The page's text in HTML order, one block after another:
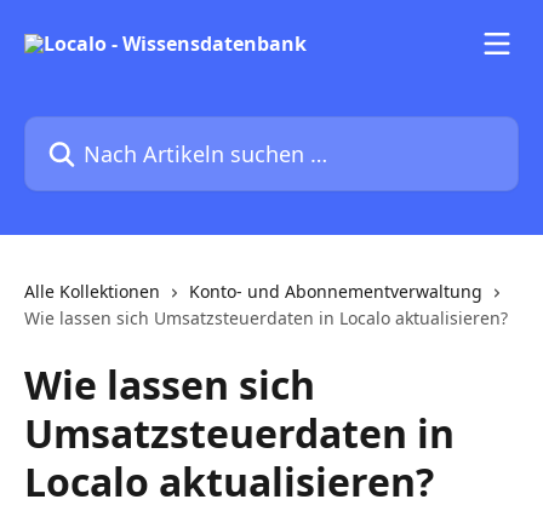
Nach Artikeln suchen …
Alle Kollektionen
Konto- und Abonnementverwaltung
Wie lassen sich Umsatzsteuerdaten in Localo aktualisieren?
Wie lassen sich
Umsatzsteuerdaten in
Localo aktualisieren?